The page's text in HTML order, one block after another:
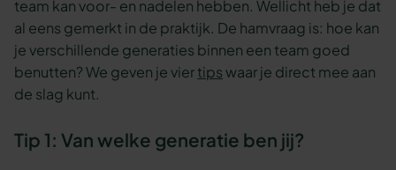
team kan voor- en nadelen hebben. Wellicht heb je dat
al eens gemerkt in de praktijk. De hamvraag is: hoe kan
je verschillende generaties binnen een team goed
benutten? We geven je viertipswaar je direct mee aan
de slag kunt.
Tip 1: Van welke generatie ben jij?